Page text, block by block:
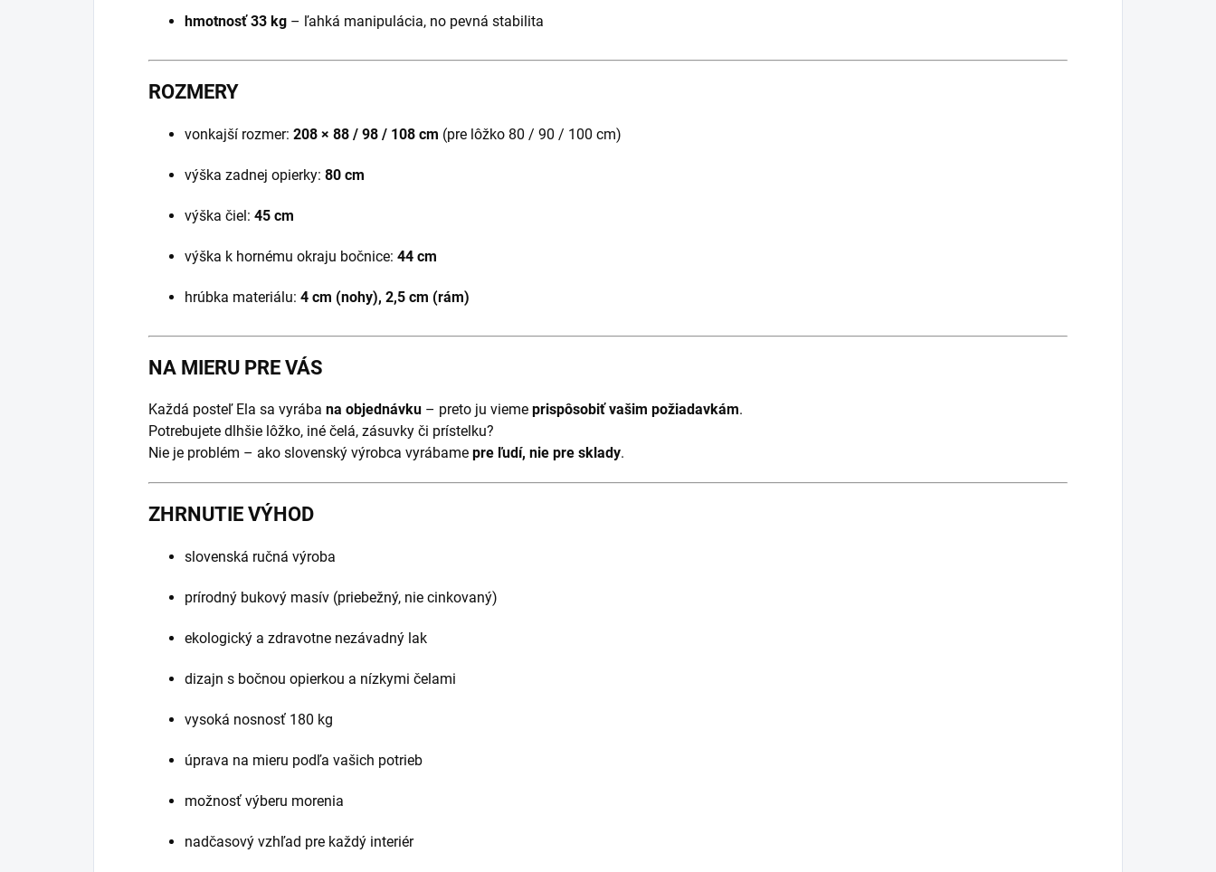
hmotnosť 33 kg – ľahká manipulácia, no pevná stabilita
ROZMERY
vonkajší rozmer: 208 × 88 / 98 / 108 cm (pre lôžko 80 / 90 / 100 cm)
výška zadnej opierky: 80 cm
výška čiel: 45 cm
výška k hornému okraju bočnice: 44 cm
hrúbka materiálu: 4 cm (nohy), 2,5 cm (rám)
NA MIERU PRE VÁS
Každá posteľ Ela sa vyrába na objednávku – preto ju vieme prispôsobiť vašim požiadavkám.
Potrebujete dlhšie lôžko, iné čelá, zásuvky či prístelku?
Nie je problém – ako slovenský výrobca vyrábame pre ľudí, nie pre sklady.
ZHRNUTIE VÝHOD
slovenská ručná výroba
prírodný bukový masív (priebežný, nie cinkovaný)
ekologický a zdravotne nezávadný lak
dizajn s bočnou opierkou a nízkymi čelami
vysoká nosnosť 180 kg
úprava na mieru podľa vašich potrieb
možnosť výberu morenia
nadčasový vzhľad pre každý interiér